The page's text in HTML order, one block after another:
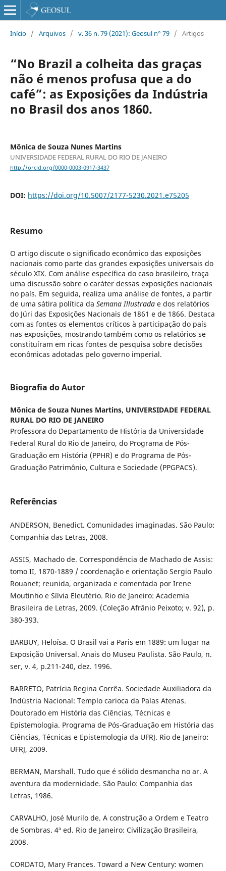
Início / Arquivos / v. 36 n. 79 (2021): Geosul n° 79 / Artigos
“No Brazil a colheita das graças
não é menos profusa que a do
café”: as Exposições da Indústria
no Brasil dos anos 1860.
Mônica de Souza Nunes Martins
UNIVERSIDADE FEDERAL RURAL DO RIO DE JANEIRO
http://orcid.org/0000-0003-0917-3437
DOI: https://doi.org/10.5007/2177-5230.2021.e75205
Resumo
O artigo discute o significado econômico das exposições
nacionais como parte das grandes exposições universais do
século XIX. Com análise específica do caso brasileiro, traça
uma discussão sobre o caráter dessas exposições nacionais
no país. Em seguida, realiza uma análise de fontes, a partir
de uma sátira política da Semana Illustradae dos relatórios
do Júri das Exposições Nacionais de 1861 e de 1866. Destaca
com as fontes os elementos críticos à participação do país
nas exposições, mostrando também como os relatórios se
constituíram em ricas fontes de pesquisa sobre decisões
econômicas adotadas pelo governo imperial.
Biografia do Autor
Mônica de Souza Nunes Martins, UNIVERSIDADE FEDERAL
RURAL DO RIO DE JANEIRO
Professora do Departamento de História da Universidade
Federal Rural do Rio de Janeiro, do Programa de Pós-
Graduação em História (PPHR) e do Programa de Pós-
Graduação Patrimônio, Cultura e Sociedade (PPGPACS).
Referências
ANDERSON, Benedict. Comunidades imaginadas. São Paulo:
Companhia das Letras, 2008.
ASSIS, Machado de. Correspondência de Machado de Assis:
tomo II, 1870-1889 / coordenação e orientação Sergio Paulo
Rouanet; reunida, organizada e comentada por Irene
Moutinho e Sílvia Eleutério. Rio de Janeiro: Academia
Brasileira de Letras, 2009. (Coleção Afrânio Peixoto; v. 92), p.
380-393.
BARBUY, Heloísa. O Brasil vai a Paris em 1889: um lugar na
Exposição Universal. Anais do Museu Paulista. São Paulo, n.
ser, v. 4, p.211-240, dez. 1996.
BARRETO, Patrícia Regina Corrêa. Sociedade Auxiliadora da
Indústria Nacional: Templo carioca da Palas Atenas.
Doutorado em História das Ciências, Técnicas e
Epistemologia. Programa de Pós-Graduação em História das
Ciências, Técnicas e Epistemologia da UFRJ. Rio de Janeiro:
UFRJ, 2009.
BERMAN, Marshall. Tudo que é sólido desmancha no ar. A
aventura da modernidade. São Paulo: Companhia das
Letras, 1986.
CARVALHO, José Murilo de. A construção a Ordem e Teatro
de Sombras. 4ª ed. Rio de Janeiro: Civilização Brasileira,
2008.
CORDATO, Mary Frances. Toward a New Century: women